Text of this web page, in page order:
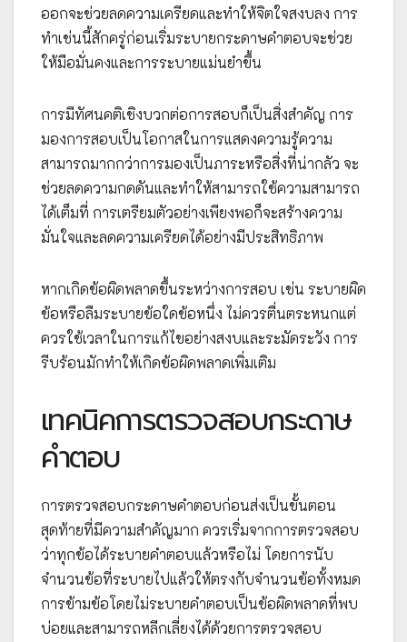
ออกจะช่วยลดความเครียดและทำให้จิตใจสงบลง การ
ทำเช่นนี้สักครู่ก่อนเริ่มระบายกระดาษคำตอบจะช่วย
ให้มือมั่นคงและการระบายแม่นยำขึ้น
การมีทัศนคติเชิงบวกต่อการสอบก็เป็นสิ่งสำคัญ การ
มองการสอบเป็นโอกาสในการแสดงความรู้ความ
สามารถมากกว่าการมองเป็นภาระหรือสิ่งที่น่ากลัว จะ
ช่วยลดความกดดันและทำให้สามารถใช้ความสามารถ
ได้เต็มที่ การเตรียมตัวอย่างเพียงพอก็จะสร้างความ
มั่นใจและลดความเครียดได้อย่างมีประสิทธิภาพ
หากเกิดข้อผิดพลาดขึ้นระหว่างการสอบ เช่น ระบายผิด
ข้อหรือลืมระบายข้อใดข้อหนึ่ง ไม่ควรตื่นตระหนกแต่
ควรใช้เวลาในการแก้ไขอย่างสงบและระมัดระวัง การ
รีบร้อนมักทำให้เกิดข้อผิดพลาดเพิ่มเติม
เทคนิคการตรวจสอบกระดาษ
คำตอบ
การตรวจสอบกระดาษคำตอบก่อนส่งเป็นขั้นตอน
สุดท้ายที่มีความสำคัญมาก ควรเริ่มจากการตรวจสอบ
ว่าทุกข้อได้ระบายคำตอบแล้วหรือไม่ โดยการนับ
จำนวนข้อที่ระบายไปแล้วให้ตรงกับจำนวนข้อทั้งหมด
การข้ามข้อโดยไม่ระบายคำตอบเป็นข้อผิดพลาดที่พบ
บ่อยและสามารถหลีกเลี่ยงได้ด้วยการตรวจสอบ